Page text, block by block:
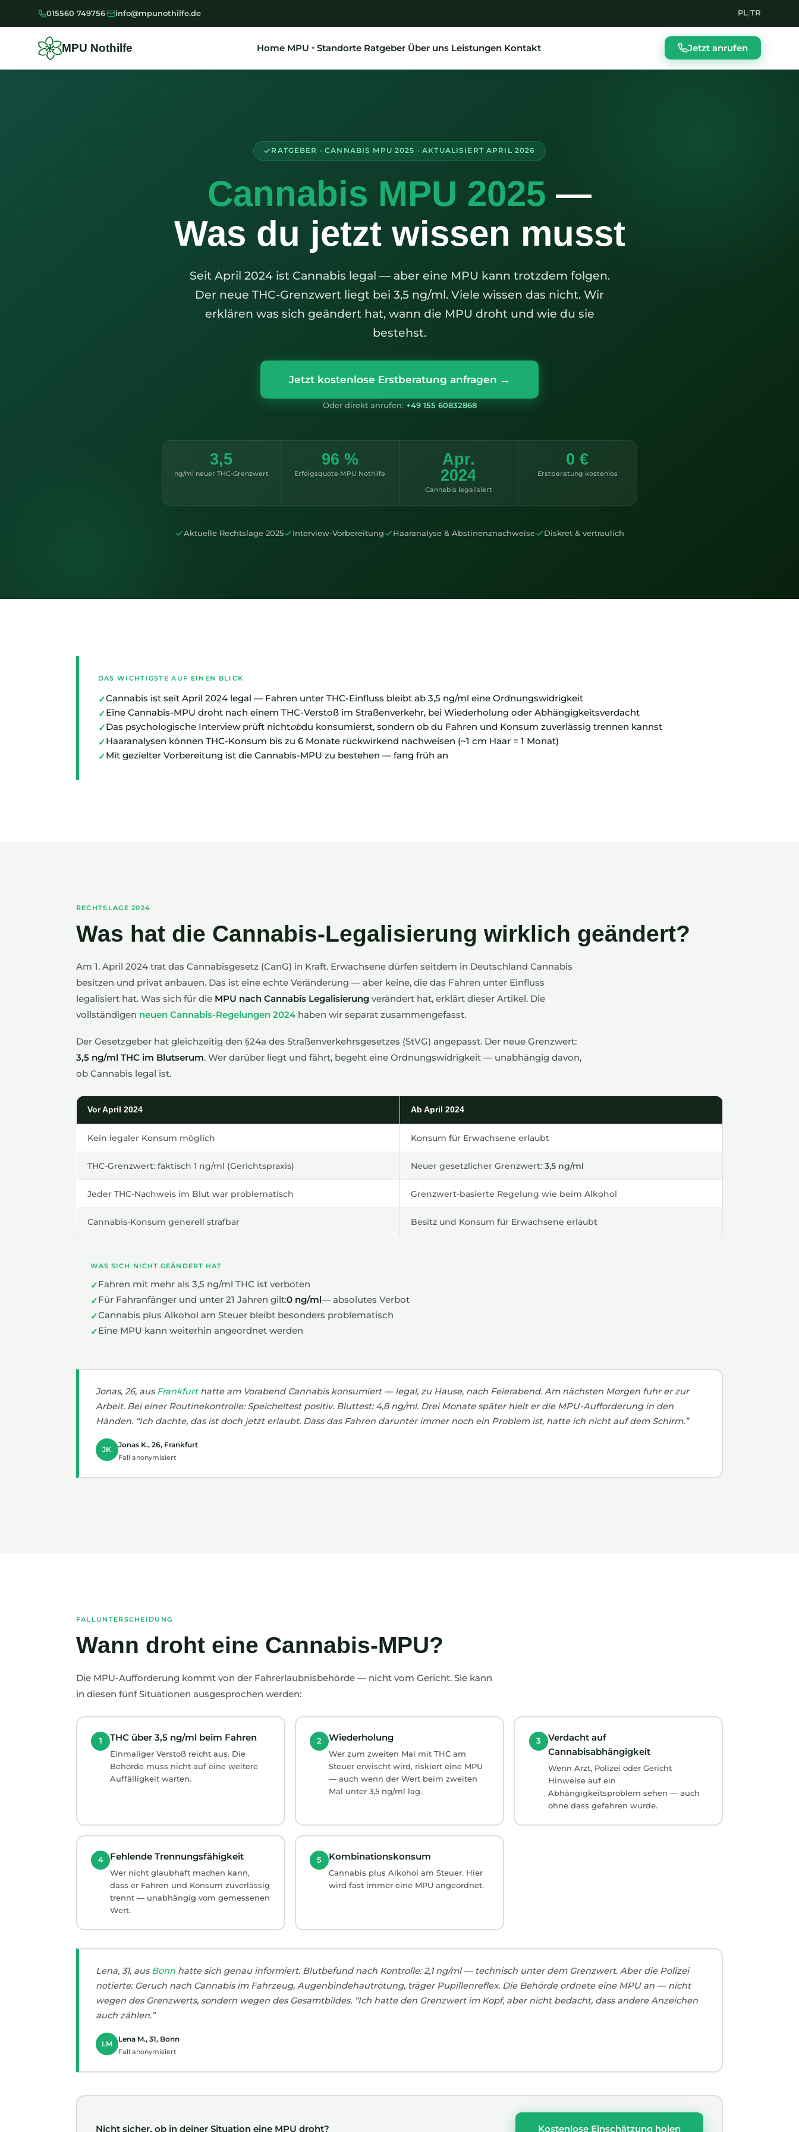
springen
015560 749756· info@mpunothilfe.de PL|TR
MPU Nothilfe Home MPU Standorte Ratgeber Über uns Leistungen Kontakt Jetzt anrufen
RATGEBER · CANNABIS MPU 2025 · AKTUALISIERT APRIL 2026
Cannabis MPU 2025 —
Was du jetzt wissen musst
Seit April 2024 ist Cannabis legal — aber eine MPU kann trotzdem folgen.
Der neue THC-Grenzwert liegt bei 3,5 ng/ml. Viele wissen das nicht. Wir
erklären was sich geändert hat, wann die MPU droht und wie du sie
bestehst.
Jetzt kostenlose Erstberatung anfragen →
Oder direkt anrufen: +49 155 60832868
3,5
ng/ml neuer THC-Grenzwert
96 %
Erfolgsquote MPU Nothilfe
Apr.
2024
Cannabis legalisiert
0 €
Erstberatung kostenlos
Aktuelle Rechtslage 2025 Interview-Vorbereitung Haaranalyse & Abstinenznachweise Diskret & vertraulich
DAS WICHTIGSTE AUF EINEN BLICK
Cannabis ist seit April 2024 legal — Fahren unter THC-Einfluss bleibt ab 3,5 ng/ml eine Ordnungswidrigkeit
Eine Cannabis-MPU droht nach einem THC-Verstoß im Straßenverkehr, bei Wiederholung oder Abhängigkeitsverdacht
Das psychologische Interview prüft nichtobdu konsumierst, sondern ob du Fahren und Konsum zuverlässig trennen kannst
Haaranalysen können THC-Konsum bis zu 6 Monate rückwirkend nachweisen (~1 cm Haar = 1 Monat)
Mit gezielter Vorbereitung ist die Cannabis-MPU zu bestehen — fang früh an
RECHTSLAGE 2024
Was hat die Cannabis-Legalisierung wirklich geändert?
Am 1. April 2024 trat das Cannabisgesetz (CanG) in Kraft. Erwachsene dürfen seitdem in Deutschland Cannabis
besitzen und privat anbauen. Das ist eine echte Veränderung — aber keine, die das Fahren unter Einfluss
legalisiert hat. Was sich für die MPU nach Cannabis Legalisierungverändert hat, erklärt dieser Artikel. Die
vollständigen neuen Cannabis-Regelungen 2024haben wir separat zusammengefasst.
Der Gesetzgeber hat gleichzeitig den §24a des Straßenverkehrsgesetzes (StVG) angepasst. Der neue Grenzwert:
3,5 ng/ml THC im Blutserum. Wer darüber liegt und fährt, begeht eine Ordnungswidrigkeit — unabhängig davon,
ob Cannabis legal ist.
Vor April 2024 Ab April 2024
Kein legaler Konsum möglich Konsum für Erwachsene erlaubt
THC-Grenzwert: faktisch 1 ng/ml (Gerichtspraxis) Neuer gesetzlicher Grenzwert: 3,5 ng/ml
Jeder THC-Nachweis im Blut war problematisch Grenzwert-basierte Regelung wie beim Alkohol
Cannabis-Konsum generell strafbar Besitz und Konsum für Erwachsene erlaubt
WAS SICH NICHT GEÄNDERT HAT
Fahren mit mehr als 3,5 ng/ml THC ist verboten
Für Fahranfänger und unter 21 Jahren gilt:0 ng/ml— absolutes Verbot
Cannabis plus Alkohol am Steuer bleibt besonders problematisch
Eine MPU kann weiterhin angeordnet werden
Jonas, 26, aus Frankfurthatte am Vorabend Cannabis konsumiert — legal, zu Hause, nach Feierabend. Am nächsten Morgen fuhr er zur
Arbeit. Bei einer Routinekontrolle: Speicheltest positiv. Bluttest: 4,8 ng/ml. Drei Monate später hielt er die MPU-Aufforderung in den
Händen. “Ich dachte, das ist doch jetzt erlaubt. Dass das Fahren darunter immer noch ein Problem ist, hatte ich nicht auf dem Schirm.”
JK
Jonas K., 26, Frankfurt
Fall anonymisiert
FALLUNTERSCHEIDUNG
Wann droht eine Cannabis-MPU?
Die MPU-Aufforderung kommt von der Fahrerlaubnisbehörde — nicht vom Gericht. Sie kann
in diesen fünf Situationen ausgesprochen werden:
1 THC über 3,5 ng/ml beim Fahren
Einmaliger Verstoß reicht aus. Die
Behörde muss nicht auf eine weitere
Auffälligkeit warten.
2 Wiederholung
Wer zum zweiten Mal mit THC am
Steuer erwischt wird, riskiert eine MPU
— auch wenn der Wert beim zweiten
Mal unter 3,5 ng/ml lag.
3
Verdacht auf
Cannabisabhängigkeit
Wenn Arzt, Polizei oder Gericht
Hinweise auf ein
Abhängigkeitsproblem sehen — auch
ohne dass gefahren wurde.
4 Fehlende Trennungsfähigkeit
Wer nicht glaubhaft machen kann,
dass er Fahren und Konsum zuverlässig
trennt — unabhängig vom gemessenen
Wert.
5 Kombinationskonsum
Cannabis plus Alkohol am Steuer. Hier
wird fast immer eine MPU angeordnet.
Lena, 31, aus Bonnhatte sich genau informiert. Blutbefund nach Kontrolle: 2,1 ng/ml — technisch unter dem Grenzwert. Aber die Polizei
notierte: Geruch nach Cannabis im Fahrzeug, Augenbindehautrötung, träger Pupillenreflex. Die Behörde ordnete eine MPU an — nicht
wegen des Grenzwerts, sondern wegen des Gesamtbildes. “Ich hatte den Grenzwert im Kopf, aber nicht bedacht, dass andere Anzeichen
auch zählen.”
LM
Lena M., 31, Bonn
Fall anonymisiert
Nicht sicher, ob in deiner Situation eine MPU droht? Kostenlose Einschätzung holen